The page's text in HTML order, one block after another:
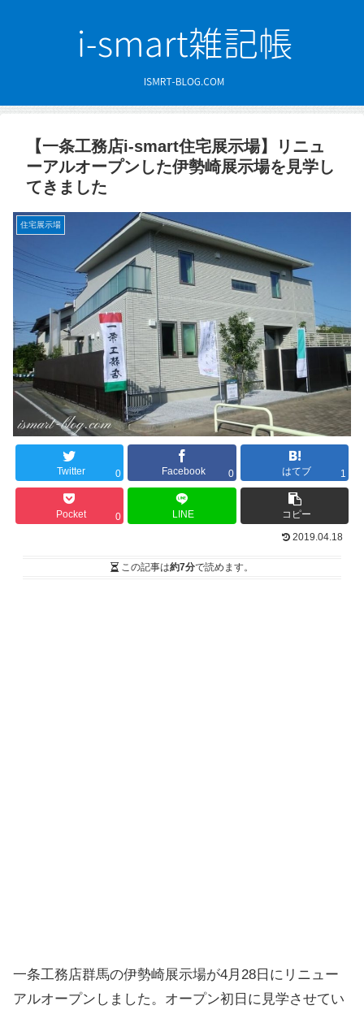
【一条工務店i-smart住宅展示場】リニュ
ーアルオープンした伊勢崎展示場を見学し
てきました
住宅展示場
Twitter 0 Facebook 0 はてブ 1
Pocket 0 LINE
コピー
2019.04.18
この記事は約7分で読めます。
一条工務店群馬の伊勢崎展示場が4月28日にリニュー
アルオープンしました。オープン初日に見学させてい